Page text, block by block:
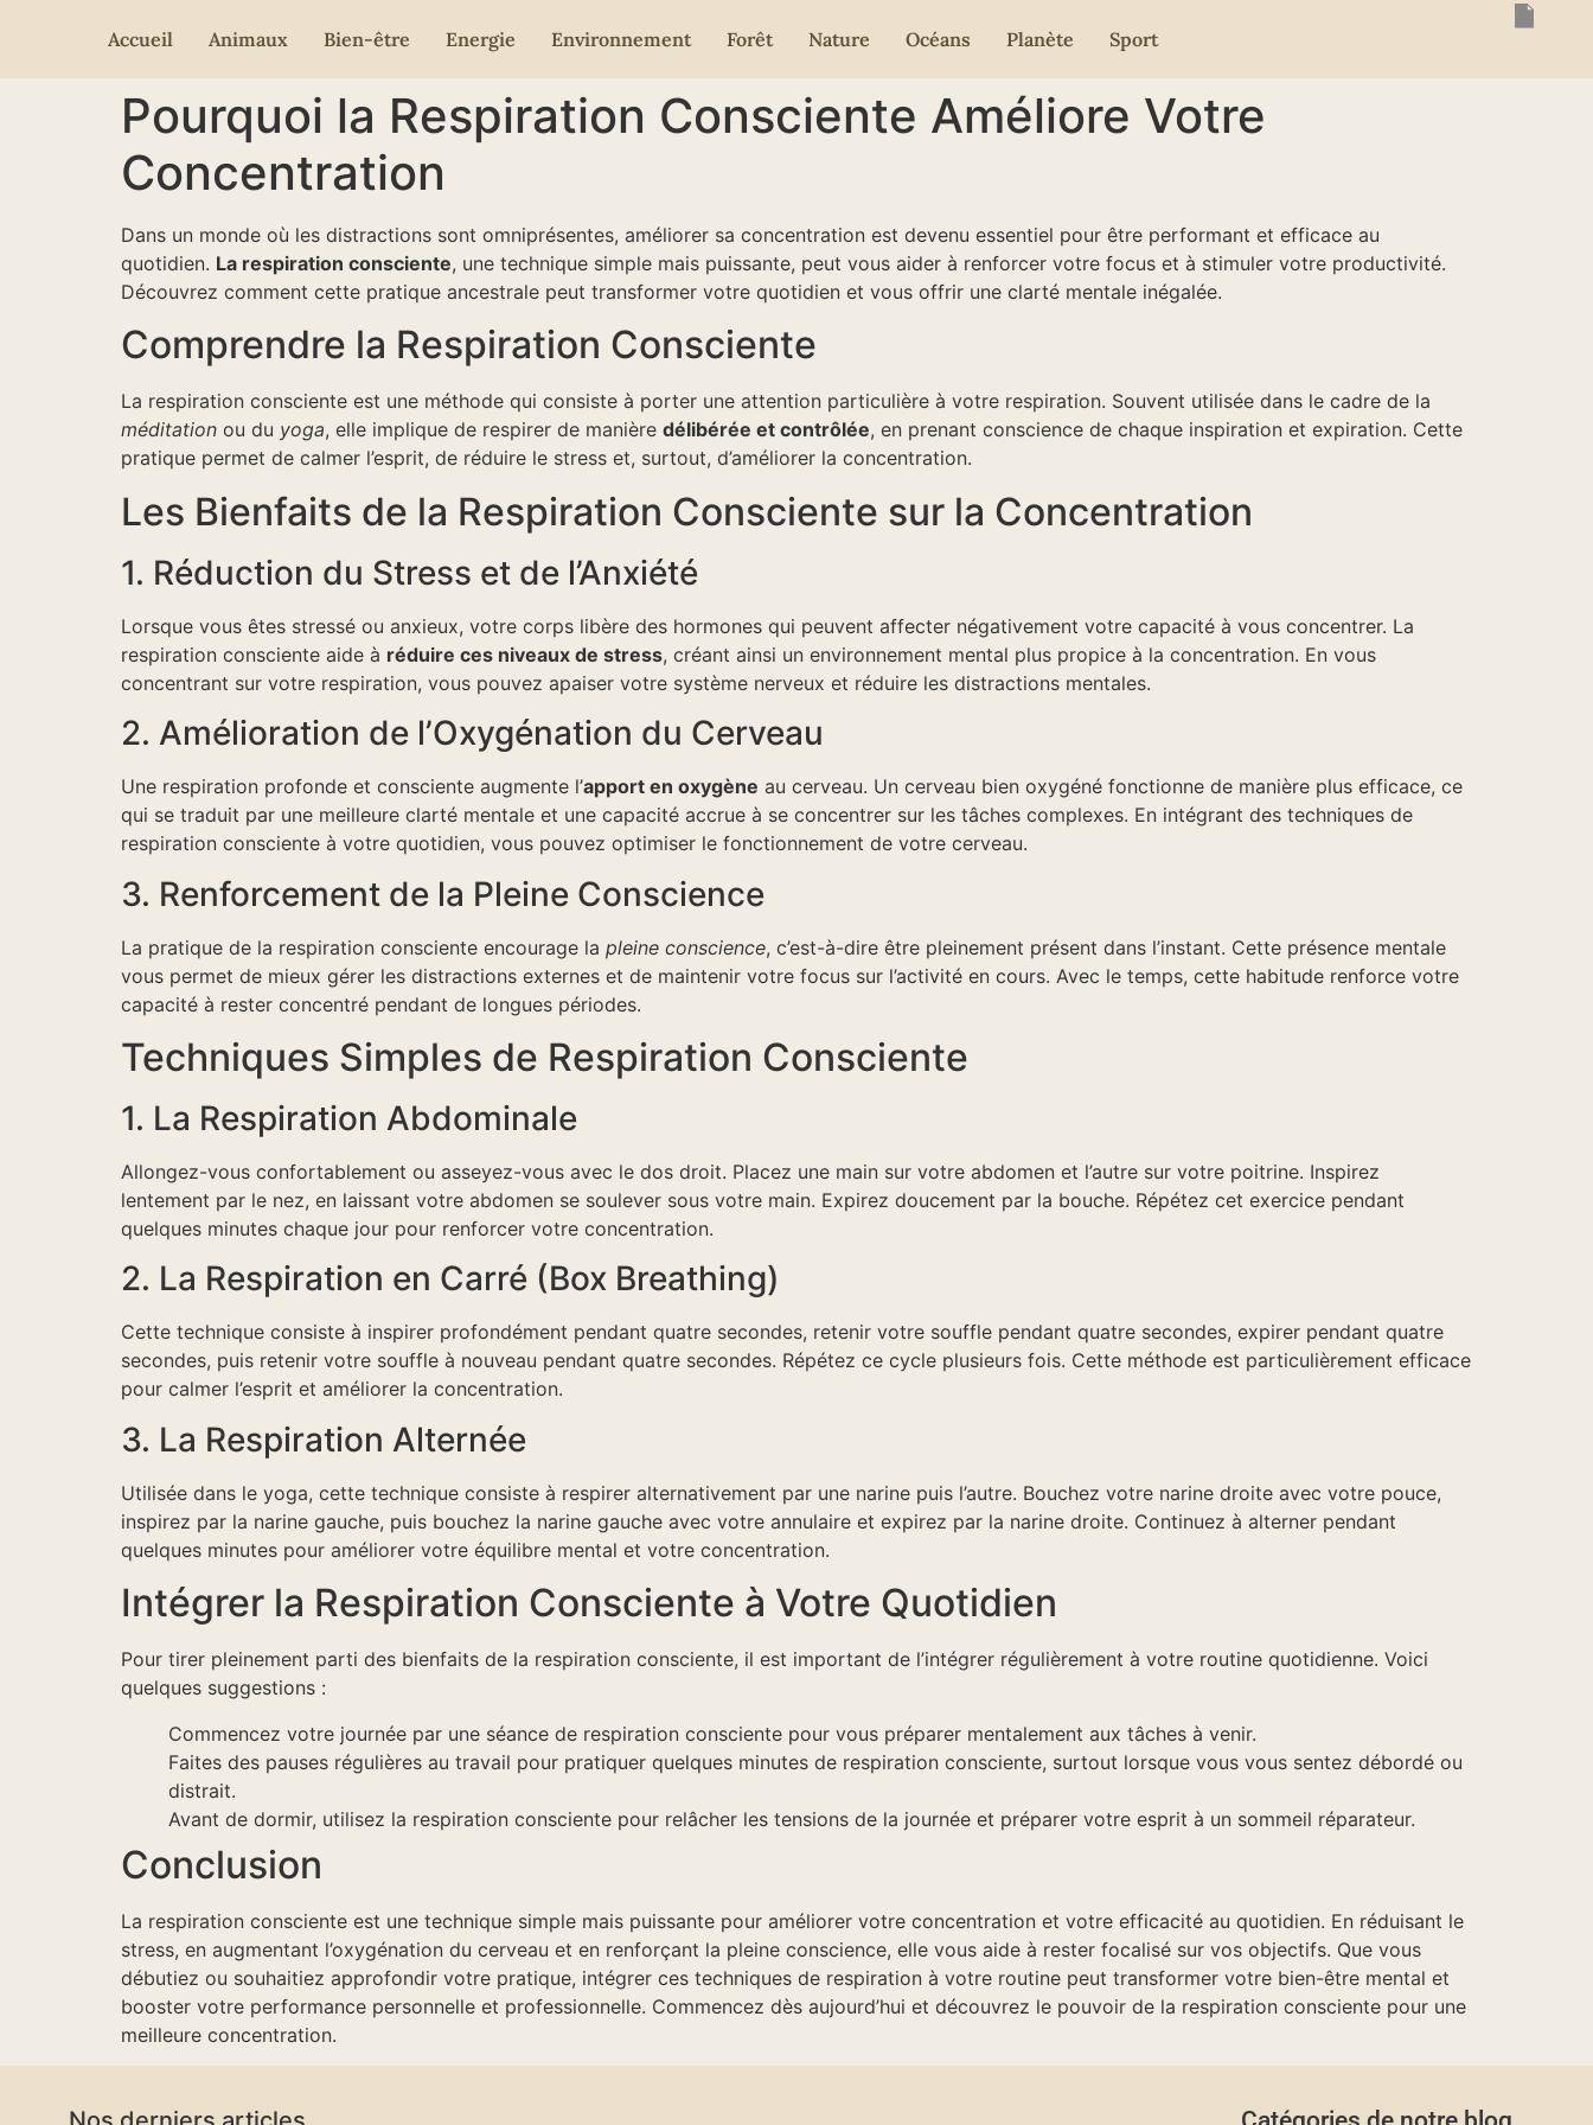
Accueil Animaux Bien-être Energie Environnement Forêt Nature Océans Planète Sport
Pourquoi la Respiration Consciente Améliore Votre
Concentration
Dans un monde où les distractions sont omniprésentes, améliorer sa concentration est devenu essentiel pour être performant et efficace au
quotidien. La respiration consciente, une technique simple mais puissante, peut vous aider à renforcer votre focus et à stimuler votre productivité.
Découvrez comment cette pratique ancestrale peut transformer votre quotidien et vous offrir une clarté mentale inégalée.
Comprendre la Respiration Consciente
La respiration consciente est une méthode qui consiste à porter une attention particulière à votre respiration. Souvent utilisée dans le cadre de la
méditation ou du yoga, elle implique de respirer de manière délibérée et contrôlée, en prenant conscience de chaque inspiration et expiration. Cette
pratique permet de calmer l’esprit, de réduire le stress et, surtout, d’améliorer la concentration.
Les Bienfaits de la Respiration Consciente sur la Concentration
1. Réduction du Stress et de l’Anxiété
Lorsque vous êtes stressé ou anxieux, votre corps libère des hormones qui peuvent affecter négativement votre capacité à vous concentrer. La
respiration consciente aide à réduire ces niveaux de stress, créant ainsi un environnement mental plus propice à la concentration. En vous
concentrant sur votre respiration, vous pouvez apaiser votre système nerveux et réduire les distractions mentales.
2. Amélioration de l’Oxygénation du Cerveau
Une respiration profonde et consciente augmente l’apport en oxygène au cerveau. Un cerveau bien oxygéné fonctionne de manière plus efficace, ce
qui se traduit par une meilleure clarté mentale et une capacité accrue à se concentrer sur les tâches complexes. En intégrant des techniques de
respiration consciente à votre quotidien, vous pouvez optimiser le fonctionnement de votre cerveau.
3. Renforcement de la Pleine Conscience
La pratique de la respiration consciente encourage la pleine conscience, c’est-à-dire être pleinement présent dans l’instant. Cette présence mentale
vous permet de mieux gérer les distractions externes et de maintenir votre focus sur l’activité en cours. Avec le temps, cette habitude renforce votre
capacité à rester concentré pendant de longues périodes.
Techniques Simples de Respiration Consciente
1. La Respiration Abdominale
Allongez-vous confortablement ou asseyez-vous avec le dos droit. Placez une main sur votre abdomen et l’autre sur votre poitrine. Inspirez
lentement par le nez, en laissant votre abdomen se soulever sous votre main. Expirez doucement par la bouche. Répétez cet exercice pendant
quelques minutes chaque jour pour renforcer votre concentration.
2. La Respiration en Carré (Box Breathing)
Cette technique consiste à inspirer profondément pendant quatre secondes, retenir votre souffle pendant quatre secondes, expirer pendant quatre
secondes, puis retenir votre souffle à nouveau pendant quatre secondes. Répétez ce cycle plusieurs fois. Cette méthode est particulièrement efficace
pour calmer l’esprit et améliorer la concentration.
3. La Respiration Alternée
Utilisée dans le yoga, cette technique consiste à respirer alternativement par une narine puis l’autre. Bouchez votre narine droite avec votre pouce,
inspirez par la narine gauche, puis bouchez la narine gauche avec votre annulaire et expirez par la narine droite. Continuez à alterner pendant
quelques minutes pour améliorer votre équilibre mental et votre concentration.
Intégrer la Respiration Consciente à Votre Quotidien
Pour tirer pleinement parti des bienfaits de la respiration consciente, il est important de l’intégrer régulièrement à votre routine quotidienne. Voici
quelques suggestions :
Commencez votre journée par une séance de respiration consciente pour vous préparer mentalement aux tâches à venir.
Faites des pauses régulières au travail pour pratiquer quelques minutes de respiration consciente, surtout lorsque vous vous sentez débordé ou
distrait.
Avant de dormir, utilisez la respiration consciente pour relâcher les tensions de la journée et préparer votre esprit à un sommeil réparateur.
Conclusion
La respiration consciente est une technique simple mais puissante pour améliorer votre concentration et votre efficacité au quotidien. En réduisant le
stress, en augmentant l’oxygénation du cerveau et en renforçant la pleine conscience, elle vous aide à rester focalisé sur vos objectifs. Que vous
débutiez ou souhaitiez approfondir votre pratique, intégrer ces techniques de respiration à votre routine peut transformer votre bien-être mental et
booster votre performance personnelle et professionnelle. Commencez dès aujourd’hui et découvrez le pouvoir de la respiration consciente pour une
meilleure concentration.